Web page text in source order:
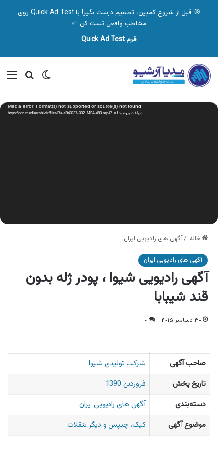
🎯 قبل از شروع کمپین، تصمیم درست بگیر! با Quick Ad Test روی
مخاطب واقعی تست کن ✅
فرم Quick Ad Test
تغییر پوسته
نمایشگر
ویدیو Media error: Format(s) not supported or source(s) not found
دریافت پرونده: https://cdn.mediaarshiv.ir/files/Ra-ti940037-002_MP4-480.mp4?_=1
خانه /آگهی های رادیویی ایران
آگهی های رادیویی ایران
آگهی رادیویی شیوا ، پودر ژله بدون
قند شیبابا
۳۰ دسامبر ۲۰۱۵ ۰
صاحب آگهی
شرکت تولیدی شیوا
تاریخ پخش
فروردین 1390
دسته‌بندی
آگهی های رادیویی ایران
موضوع آگهی
کیک، چیپس و دیگر تنقلات